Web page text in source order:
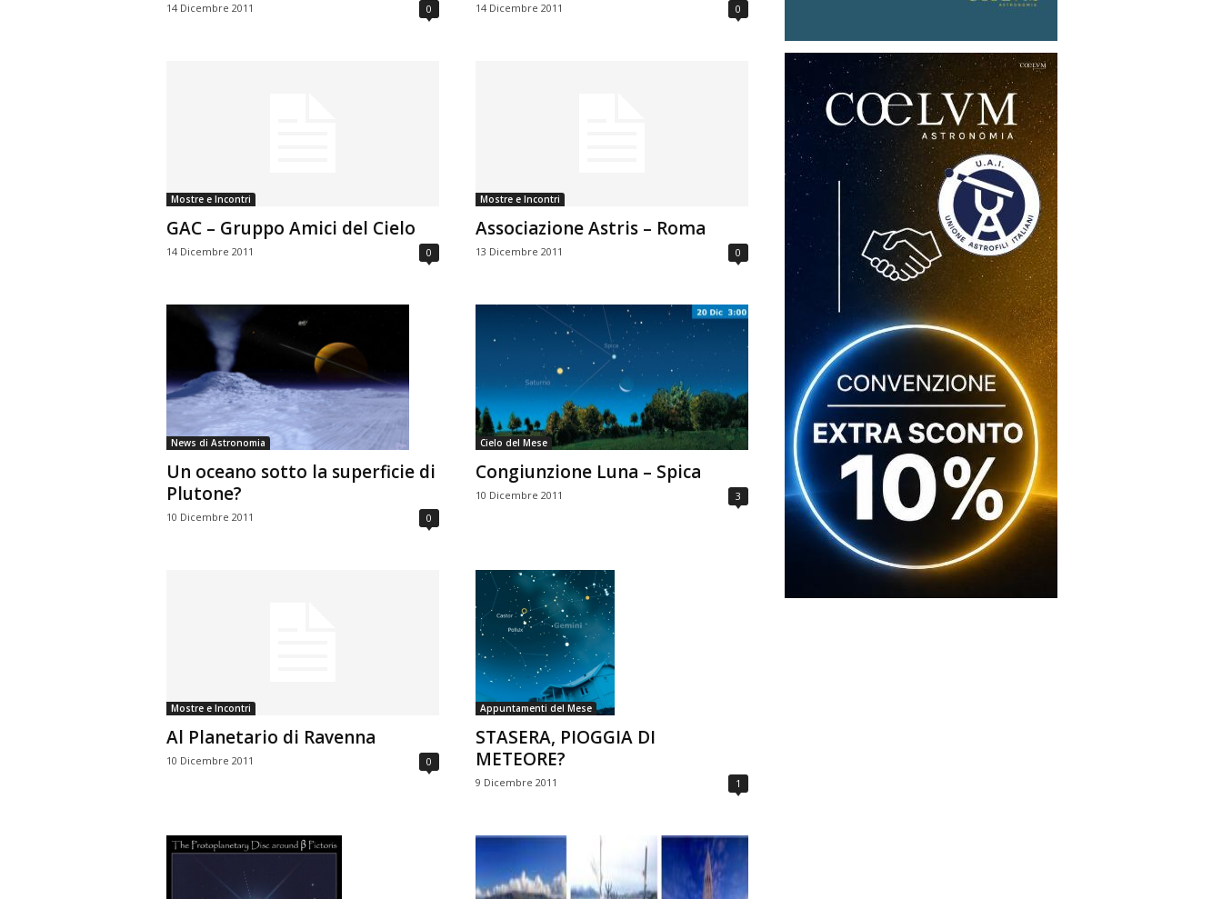
14 Dicembre 2011 0 14 Dicembre 2011 0
Mostre e Incontri
GAC – Gruppo Amici del Cielo
14 Dicembre 2011 0
Mostre e Incontri
Associazione Astris – Roma
13 Dicembre 2011 0
News di Astronomia
Un oceano sotto la superficie di
Plutone?
10 Dicembre 2011 0
Cielo del Mese
Congiunzione Luna – Spica
10 Dicembre 2011 3
Mostre e Incontri
Al Planetario di Ravenna
10 Dicembre 2011 0
Appuntamenti del Mese
STASERA, PIOGGIA DI
METEORE?
9 Dicembre 2011 1